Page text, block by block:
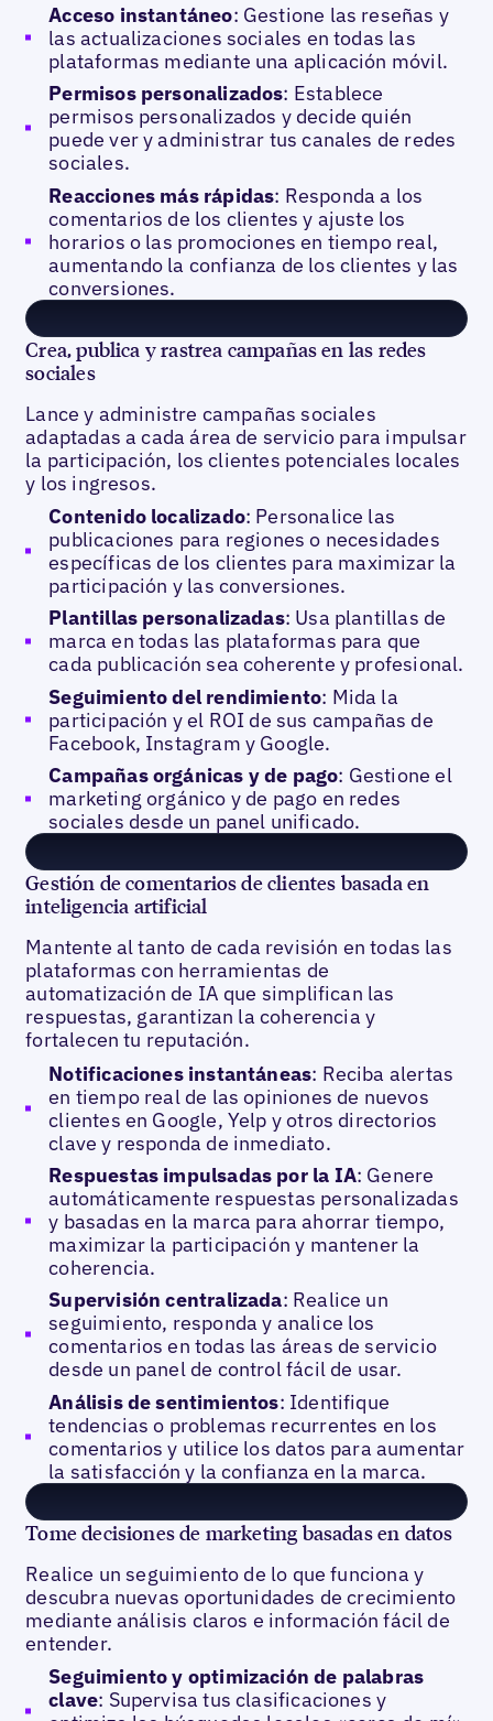
Acceso instantáneo: Gestione las reseñas y
las actualizaciones sociales en todas las
plataformas mediante una aplicación móvil.
Permisos personalizados: Establece
permisos personalizados y decide quién
puede ver y administrar tus canales de redes
sociales.
Reacciones más rápidas: Responda a los
comentarios de los clientes y ajuste los
horarios o las promociones en tiempo real,
aumentando la confianza de los clientes y las
conversiones.
Crea, publica y rastrea campañas en las redes
sociales
Lance y administre campañas sociales
adaptadas a cada área de servicio para impulsar
la participación, los clientes potenciales locales
y los ingresos.
Contenido localizado: Personalice las
publicaciones para regiones o necesidades
específicas de los clientes para maximizar la
participación y las conversiones.
Plantillas personalizadas: Usa plantillas de
marca en todas las plataformas para que
cada publicación sea coherente y profesional.
Seguimiento del rendimiento: Mida la
participación y el ROI de sus campañas de
Facebook, Instagram y Google.
Campañas orgánicas y de pago: Gestione el
marketing orgánico y de pago en redes
sociales desde un panel unificado.
Gestión de comentarios de clientes basada en
inteligencia artificial
Mantente al tanto de cada revisión en todas las
plataformas con herramientas de
automatización de IA que simplifican las
respuestas, garantizan la coherencia y
fortalecen tu reputación.
Notificaciones instantáneas: Reciba alertas
en tiempo real de las opiniones de nuevos
clientes en Google, Yelp y otros directorios
clave y responda de inmediato.
Respuestas impulsadas por la IA: Genere
automáticamente respuestas personalizadas
y basadas en la marca para ahorrar tiempo,
maximizar la participación y mantener la
coherencia.
Supervisión centralizada: Realice un
seguimiento, responda y analice los
comentarios en todas las áreas de servicio
desde un panel de control fácil de usar.
Análisis de sentimientos: Identifique
tendencias o problemas recurrentes en los
comentarios y utilice los datos para aumentar
la satisfacción y la confianza en la marca.
Tome decisiones de marketing basadas en datos
Realice un seguimiento de lo que funciona y
descubra nuevas oportunidades de crecimiento
mediante análisis claros e información fácil de
entender.
Seguimiento y optimización de palabras
clave: Supervisa tus clasificaciones y